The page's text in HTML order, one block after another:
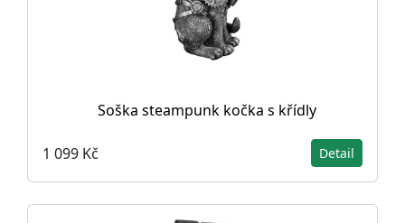
Soška steampunk kočka s křídly
1 099 Kč Detail